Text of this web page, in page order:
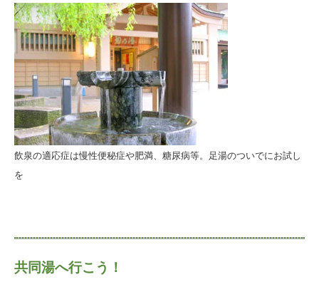
飲泉の適応症は慢性便秘症や肥満、糖尿病等。足湯のついでにお試し
を
共同湯へ行こう！